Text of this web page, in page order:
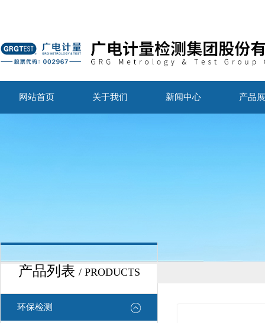
网站首页 关于我们 新闻中心 产品
产品列表 / PRODUCTS
环保检测